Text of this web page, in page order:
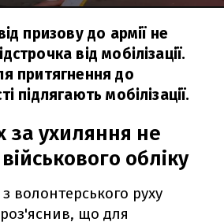
призову до армії не
від мобілізації.
притягнення до
підлягають мобілізації.
за ухиляння не
обліку
волонтерського руху
що для